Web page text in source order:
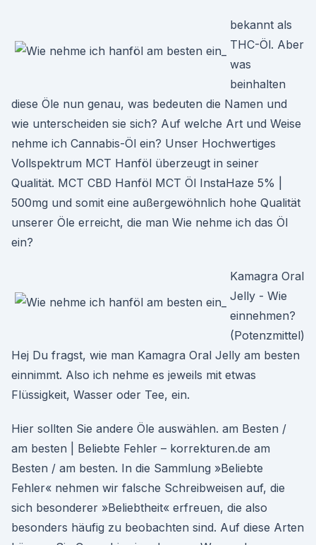
bekannt als
THC-Öl. Aber
was
beinhalten
diese Öle nun genau, was bedeuten die Namen und
wie unterscheiden sie sich? Auf welche Art und Weise
nehme ich Cannabis-Öl ein? Unser Hochwertiges
Vollspektrum MCT Hanföl überzeugt in seiner
Qualität. MCT CBD Hanföl MCT Öl InstaHaze 5% |
500mg und somit eine außergewöhnlich hohe Qualität
unserer Öle erreicht, die man Wie nehme ich das Öl
ein?
Kamagra Oral
Jelly - Wie
einnehmen?
(Potenzmittel)
Hej Du fragst, wie man Kamagra Oral Jelly am besten
einnimmt. Also ich nehme es jeweils mit etwas
Flüssigkeit, Wasser oder Tee, ein.
Hier sollten Sie andere Öle auswählen. am Besten /
am besten | Beliebte Fehler – korrekturen.de am
Besten / am besten. In die Sammlung »Beliebte
Fehler« nehmen wir falsche Schreibweisen auf, die
sich besonderer »Beliebtheit« erfreuen, die also
besonders häufig zu beobachten sind. Auf diese Arten